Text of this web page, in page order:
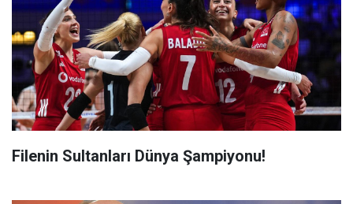
Filenin Sultanları Dünya Şampiyonu!